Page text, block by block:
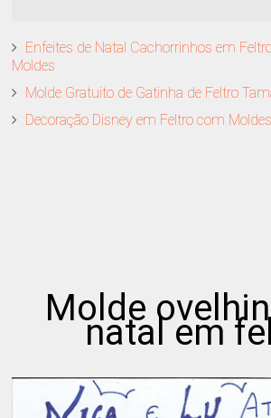
Enfeites de Natal Cachorrinhos em
Moldes
Molde Gratuito de Gatinha de Feltro
Decoração Disney em Feltro com Moldes
Molde
natal em